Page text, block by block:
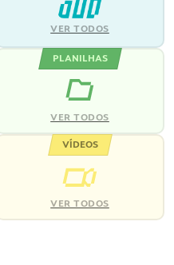
VER TODOS
PLANILHAS
VER TODOS
VÍDEOS
VER TODOS